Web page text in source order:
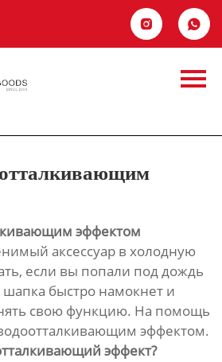
 
с
эффектом
аксессуар в холодную
если вы попали под дождь
быстро намокнет и
свою функцию. На помощь
эффектом.
эффект?